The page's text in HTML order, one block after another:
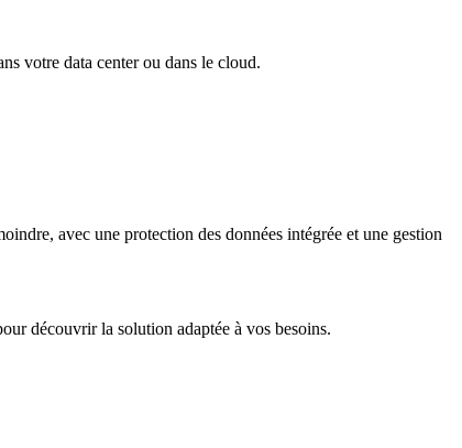
votre data center ou dans le cloud.
avec une protection des données intégrée et une gestion
découvrir la solution adaptée à vos besoins.